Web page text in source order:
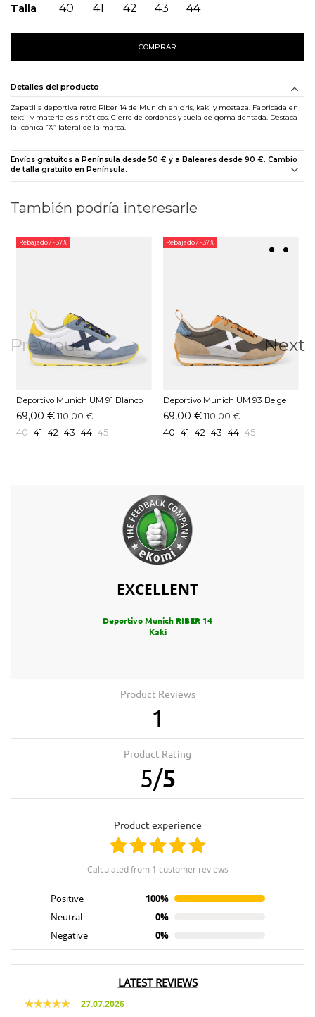
Talla 40 41 42 43 44
COMPRAR
Detalles del producto
Zapatilla deportiva retro Riber 14 de Munich en gris, kaki y mostaza. Fabricada en
textil y materiales sintéticos. Cierre de cordones y suela de goma dentada. Destaca
la icónica “X” lateral de la marca.
Envíos gratuitos a Península desde 50 € y a Baleares desde 90 €. Cambio
de talla gratuito en Península.
También podría interesarle
Previous
Rebajado/ -37%
Deportivo Munich UM 91 Blanco
69,00 € 110,00 €
40 41 42 43 44 45
Rebajado/ -37%
Deportivo Munich UM 93 Beige
69,00 € 110,00 €
40 41 42 43 44 45
Next
EXCELLENT
Deportivo Munich RIBER 14
Kaki
Product Reviews
1
Product Rating
5/5
product experience
calculated from 1 customer reviews
Positive
100%
Neutral
0%
Negative
0%
LATEST REVIEWS
27.07.2026